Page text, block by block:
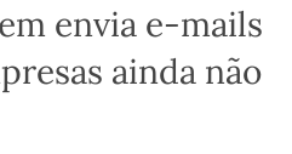
envia e-mails
ainda não